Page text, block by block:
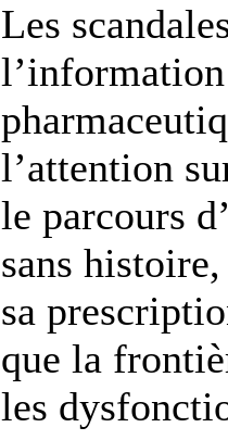
Les
l’attention
le parcours
sans
sa
que la
les